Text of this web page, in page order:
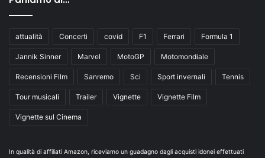
attualità Concerti covid F1 Ferrari Formula 1
Jannik Sinner Marvel MotoGP Motomondiale
Recensioni Film Sanremo Sci Sport invernali Tennis
Tour musicali Trailer Vignette Vignette Film
Vignette sul Cinema
In qualità di affiliati Amazon, riceviamo un guadagno dagli acquisti idonei effettuati